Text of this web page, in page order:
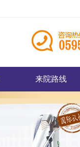
来院路线